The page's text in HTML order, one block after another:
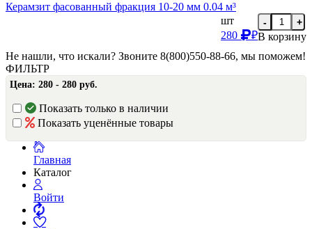
Керамзит фасованный фракция 10-20 мм 0.04 м³
шт
280
₽
- +
В корзину
Не нашли, что искали? Звоните 8(800)550-88-66, мы поможем!
ФИЛЬТР
Цена: 280 - 280 руб.
Показать только в наличии
Показать уценённые товары
Главная
Каталог
Войти